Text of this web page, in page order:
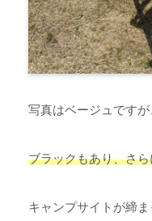
写真はベージュですが
ブラックもあり、さ
キャンプサイトが締ま